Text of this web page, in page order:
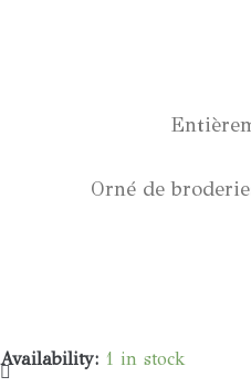
Orné de
Availability: 1 in stock